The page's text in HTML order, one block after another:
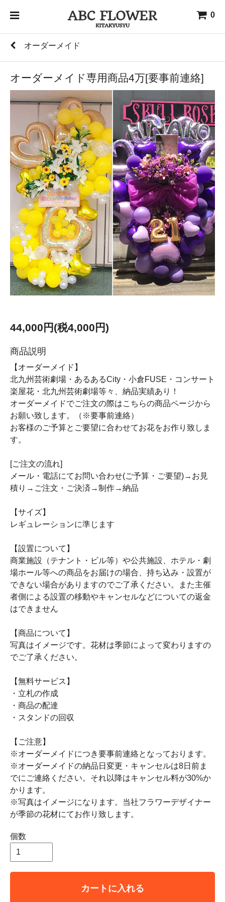
0
オーダーメイド
オーダーメイド専用商品4万[要事前連絡]
44,000円(税4,000円)
商品説明
【オーダーメイド】
北九州芸術劇場・あるあるCity・小倉FUSE・コンサート
楽屋花・北九州芸術劇場等々、納品実績あり！
オーダーメイドでご注文の際はこちらの商品ページから
お願い致します。（※要事前連絡）
お客様のご予算とご要望に合わせてお花をお作り致しま
す。
[ご注文の流れ]
メール・電話にてお問い合わせ(ご予算・ご要望)→お見
積り→ご注文・ご決済→制作→納品
【サイズ】
レギュレーションに準じます
【設置について】
商業施設（テナント・ビル等）や公共施設、ホテル・劇
場ホール等への商品をお届けの場合、持ち込み・設置が
できない場合がありますのでご了承ください。また主催
者側による設置の移動やキャンセルなどについての返金
はできません
【商品について】
写真はイメージです。花材は季節によって変わりますの
でご了承ください。
【無料サービス】
・立札の作成
・商品の配達
・スタンドの回収
【ご注意】
※オーダーメイドにつき要事前連絡となっております。
※オーダーメイドの納品日変更・キャンセルは8日前ま
でにご連絡ください。それ以降はキャンセル料が30%か
かります。
※写真はイメージになります。当社フラワーデザイナー
が季節の花材にてお作り致します。
個数
カートに入れる